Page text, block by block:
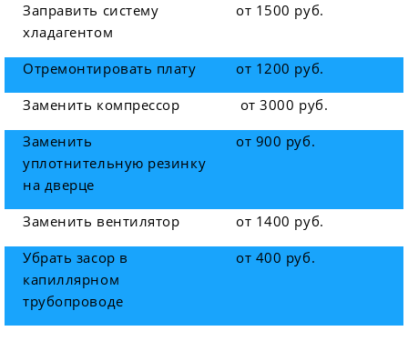
Заправить систему
хладагентом
от 1500 руб.
Отремонтировать плату
от 1200 руб.
Заменить компрессор
от 3000 руб.
Заменить
уплотнительную резинку
на дверце
от 900 руб.
Заменить вентилятор
от 1400 руб.
Убрать засор в
капиллярном
трубопроводе
от 400 руб.